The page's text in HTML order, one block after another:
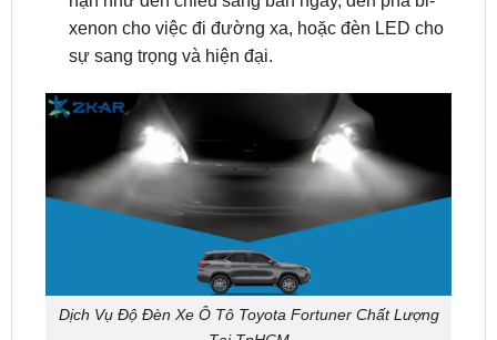
Dịch Vụ Độ Đèn Xe Ô Tô Toyota Fortuner Chất Lượng
Tại TpHCM